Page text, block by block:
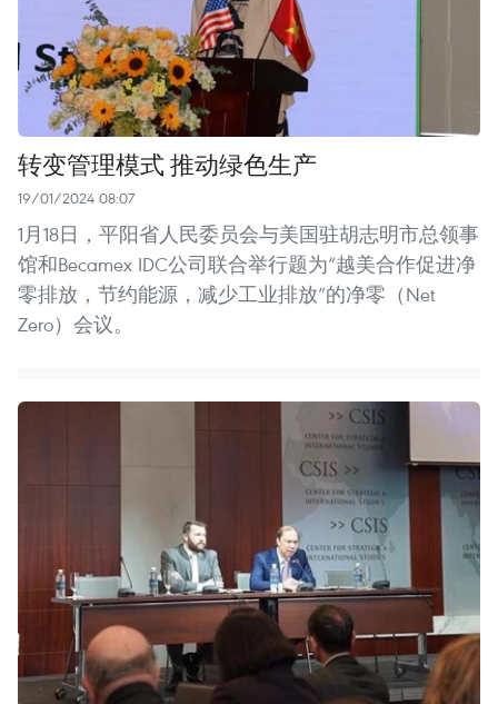
转变管理模式 推动绿色生产
19/01/2024 08:07
1月18日，平阳省人民委员会与美国驻胡志明市总领事
馆和Becamex IDC公司联合举行题为“越美合作促进净
零排放，节约能源，减少工业排放”的净零（Net
Zero）会议。